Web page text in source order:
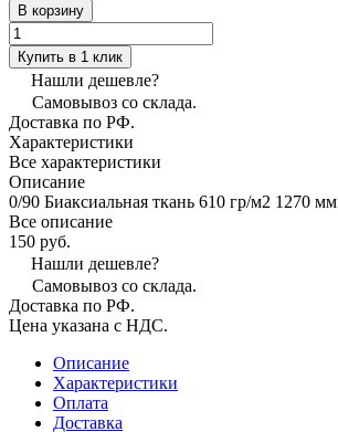
В корзину
Купить в 1 клик
Нашли дешевле?
Самовывоз со склада.
Доставка по РФ.
Характеристики
Все характеристики
Описание
0/90 Биаксиальная ткань 610 гр/м2 1270 мм
Все описание
150 руб.
Нашли дешевле?
Самовывоз со склада.
Доставка по РФ.
Цена указана с НДС.
Описание
Характеристики
Оплата
Доставка